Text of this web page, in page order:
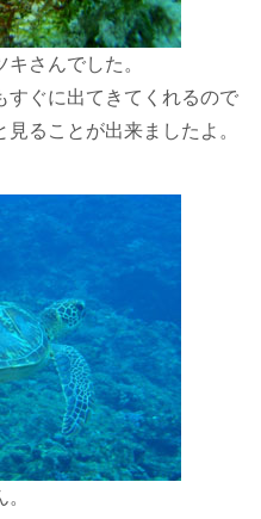
さんでした。
すぐに出てきてくれるので
ることが出来ましたよ。